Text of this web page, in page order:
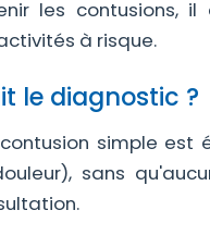
les contusions,
à risque.
le diagnostic ?
simple
sans